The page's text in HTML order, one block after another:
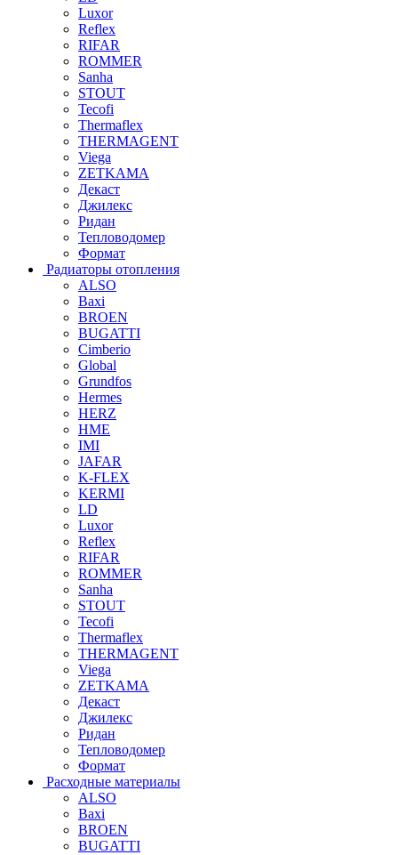
Luxor
Reflex
RIFAR
ROMMER
Sanha
STOUT
Tecofi
Thermaflex
THERMAGENT
Viega
ZETKAMA
Декаст
Джилекс
Ридан
Тепловодомер
Формат
Радиаторы отопления
ALSO
Baxi
BROEN
BUGATTI
Cimberio
Global
Grundfos
Hermes
HERZ
HME
IMI
JAFAR
K-FLEX
KERMI
LD
Luxor
Reflex
RIFAR
ROMMER
Sanha
STOUT
Tecofi
Thermaflex
THERMAGENT
Viega
ZETKAMA
Декаст
Джилекс
Ридан
Тепловодомер
Формат
Расходные материалы
ALSO
Baxi
BROEN
BUGATTI